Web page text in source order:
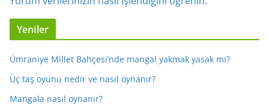
Yeniler
Ümraniye Millet Bahçesi’nde mangal yakmak yasak mı?
Üç taş oyunu nedir ve nasıl oynanır?
Mangala nasıl oynanır?